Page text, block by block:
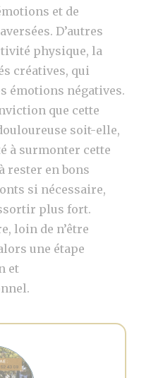
et de
D’autres
physique, la
créatives, qui
émotions négatives.
que cette
soit-elle,
à surmonter cette
rester en bons
si nécessaire,
plus fort.
loin de n’être
une étape
et